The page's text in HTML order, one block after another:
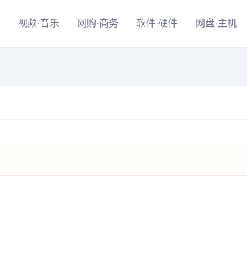
视频·音乐 网购·商务 软件·硬件 网盘·主机